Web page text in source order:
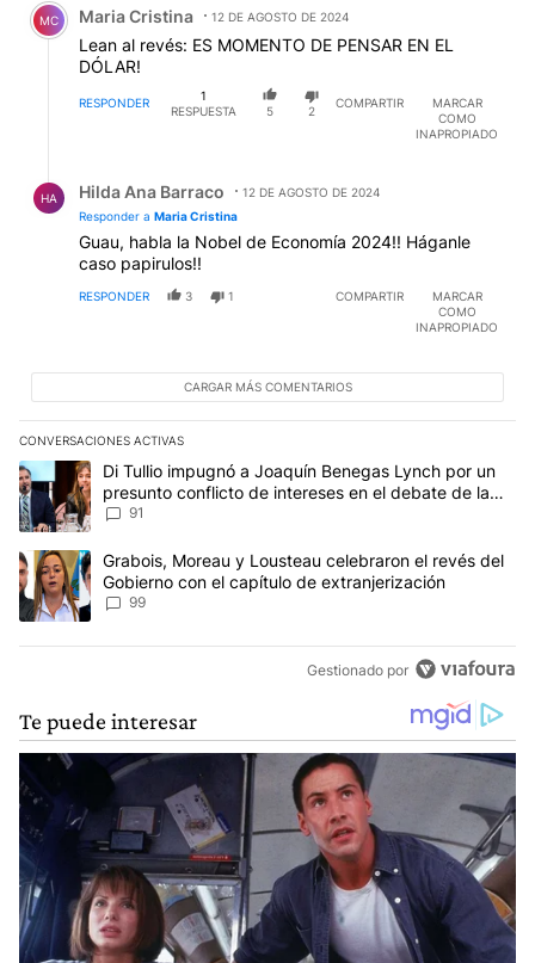
MC Maria Cristina 12 DE AGOSTO DE 2024
Lean al revés: ES MOMENTO DE PENSAR EN EL
DÓLAR!
RESPONDER
1
RESPUESTA
5 2
COMPARTIR
MARCAR
COMO
INAPROPIADO
HA Hilda Ana Barraco
12 DE AGOSTO DE 2024
Responder a Maria Cristina
Guau, habla la Nobel de Economía 2024!! Háganle
caso papirulos!!
RESPONDER 3 1 COMPARTIR
MARCAR
COMO
INAPROPIADO
CARGAR MÁS COMENTARIOS
CONVERSACIONES ACTIVAS
Este listado muestra los artículos con más comentarios en los
Un artículo de tendencia con el título "Di Tullio impugnó a
Di Tullio impugnó a Joaquín Benegas Lynch por un
presunto conflicto de intereses en el debate de la
Ley de Tierras
91
Un artículo de tendencia con el título "Grabois, Moreau y
Grabois, Moreau y Lousteau celebraron el revés del
Gobierno con el capítulo de extranjerización
99
Gestionado por